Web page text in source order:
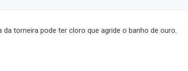
da torneira pode ter cloro que agride o banho de ouro.